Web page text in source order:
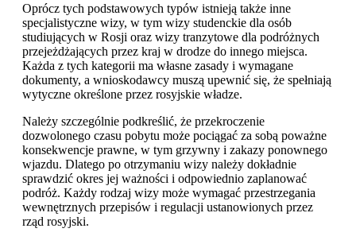
Oprócz tych podstawowych typów istnieją także inne
specjalistyczne wizy, w tym wizy studenckie dla osób
studiujących w Rosji oraz wizy tranzytowe dla podróżnych
przejeżdżających przez kraj w drodze do innego miejsca.
Każda z tych kategorii ma własne zasady i wymagane
dokumenty, a wnioskodawcy muszą upewnić się, że spełniają
wytyczne określone przez rosyjskie władze.
Należy szczególnie podkreślić, że przekroczenie
dozwolonego czasu pobytu może pociągać za sobą poważne
konsekwencje prawne, w tym grzywny i zakazy ponownego
wjazdu. Dlatego po otrzymaniu wizy należy dokładnie
sprawdzić okres jej ważności i odpowiednio zaplanować
podróż. Każdy rodzaj wizy może wymagać przestrzegania
wewnętrznych przepisów i regulacji ustanowionych przez
rząd rosyjski.